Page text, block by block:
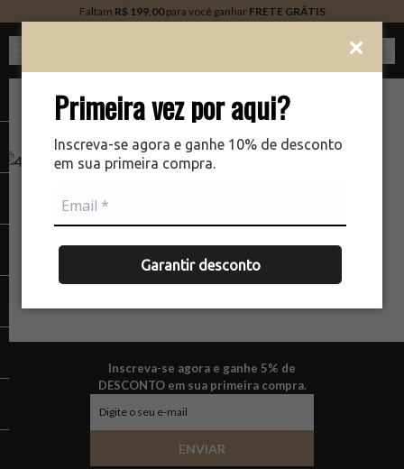
Primeira vez por aqui?
Inscreva-se agora e ganhe 10% de desconto
em sua primeira compra.
Garantir desconto
Faltam R$ 199,00para você ganhar FRETE GRÁTIS
NÃO ENCONTRAMOS A PÁGINA QUE VOCÊ ESTÁ
PROCURANDO.
Inscreva-se agora e ganhe 5% de
DESCONTO em sua primeira compra.
ENVIAR